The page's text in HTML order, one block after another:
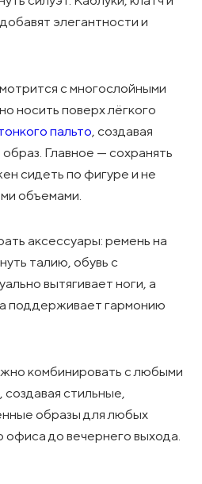
элегантности и
с многослойными
носить поверх лёгкого
пальто, создавая
Главное — сохранять
сидеть по фигуре и не
объемами.
аксессуары: ремень на
талию, обувь с
вытягивает ноги, а
поддерживает гармонию
комбинировать с любыми
стильные,
образы для любых
офиса до вечернего выхода.